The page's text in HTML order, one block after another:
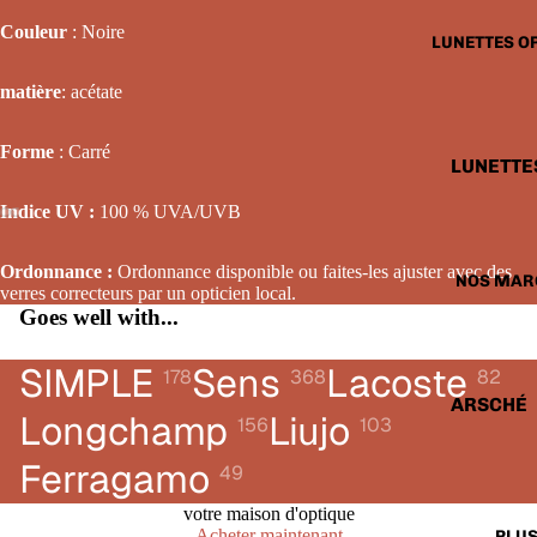
LUNETTES
NOS
ARSCHÉ
Couleur : Noire
matière: acétate
Forme : Carré
Indice UV : 100 % UVA/UVB
Ordonnance : Ordonnance disponible ou faites-les ajuster avec des
verres correcteurs par un opticien local.
Goes well with...
SIMPLE 178Sens 368Lacoste 82
Longchamp 156Liujo 103
Ferragamo 49
votre maison d'optique